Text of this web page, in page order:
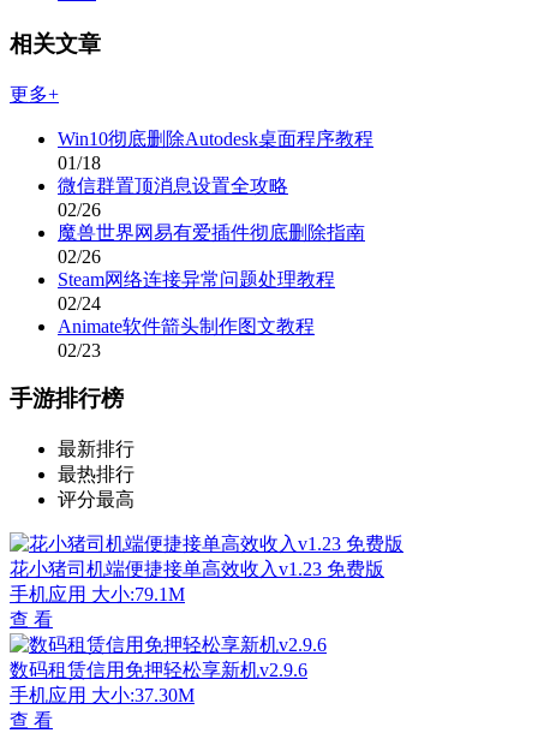
相关文章
更多+
Win10彻底删除Autodesk桌面程序教程
01/18
微信群置顶消息设置全攻略
02/26
魔兽世界网易有爱插件彻底删除指南
02/26
Steam网络连接异常问题处理教程
02/24
Animate软件箭头制作图文教程
02/23
手游排行榜
最新排行
最热排行
评分最高
花小猪司机端便捷接单高效收入v1.23 免费版
手机应用 大小:79.1M
查 看
数码租赁信用免押轻松享新机v2.9.6
手机应用 大小:37.30M
查 看